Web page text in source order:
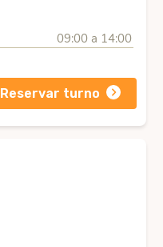
09:00 a 14:00
Reservar turno